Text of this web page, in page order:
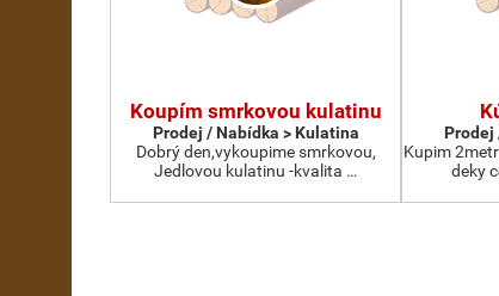
Koupím smrkovou kulatinu
Prodej / Nabídka > Kulatina
Dobrý den,vykoupime smrkovou,
Jedlovou kulatinu -kvalita …
Prodej
Kupim
deky